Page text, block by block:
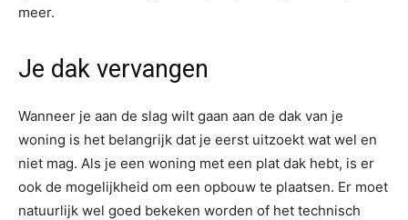
meer.
Je dak vervangen
Wanneer je aan de slag wilt gaan aan de dak van je
woning is het belangrijk dat je eerst uitzoekt wat wel en
niet mag. Als je een woning met een plat dak hebt, is er
ook de mogelijkheid om een opbouw te plaatsen. Er moet
natuurlijk wel goed bekeken worden of het technisch